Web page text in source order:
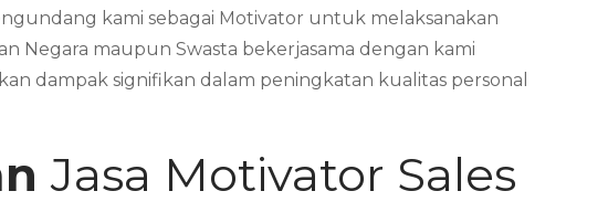
kami sebagai Motivator untuk melaksanakan
Negara maupun Swasta bekerjasama dengan kami
dampak signifikan dalam peningkatan kualitas personal
Jasa Motivator Sales